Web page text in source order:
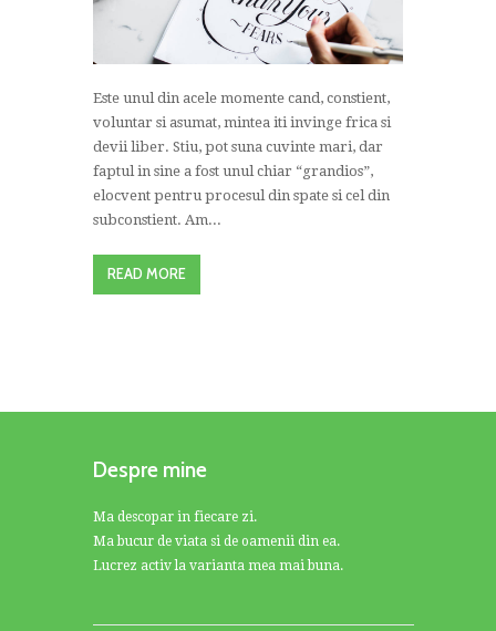
Este unul din acele momente cand, constient,
voluntar si asumat, mintea iti invinge frica si
devii liber. Stiu, pot suna cuvinte mari, dar
faptul in sine a fost unul chiar “grandios”,
elocvent pentru procesul din spate si cel din
subconstient. Am...
READ MORE
Despre mine
Ma descopar in fiecare zi.
Ma bucur de viata si de oamenii din ea.
Lucrez activ la varianta mea mai buna.